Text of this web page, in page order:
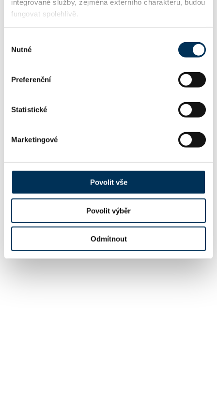
integrované služby, zejména externího charakteru, budou
fungovat spolehlivě.
souhlasu
Nutné
Preferenční
Statistické
Marketingové
Povolit vše
Povolit výběr
Odmítnout